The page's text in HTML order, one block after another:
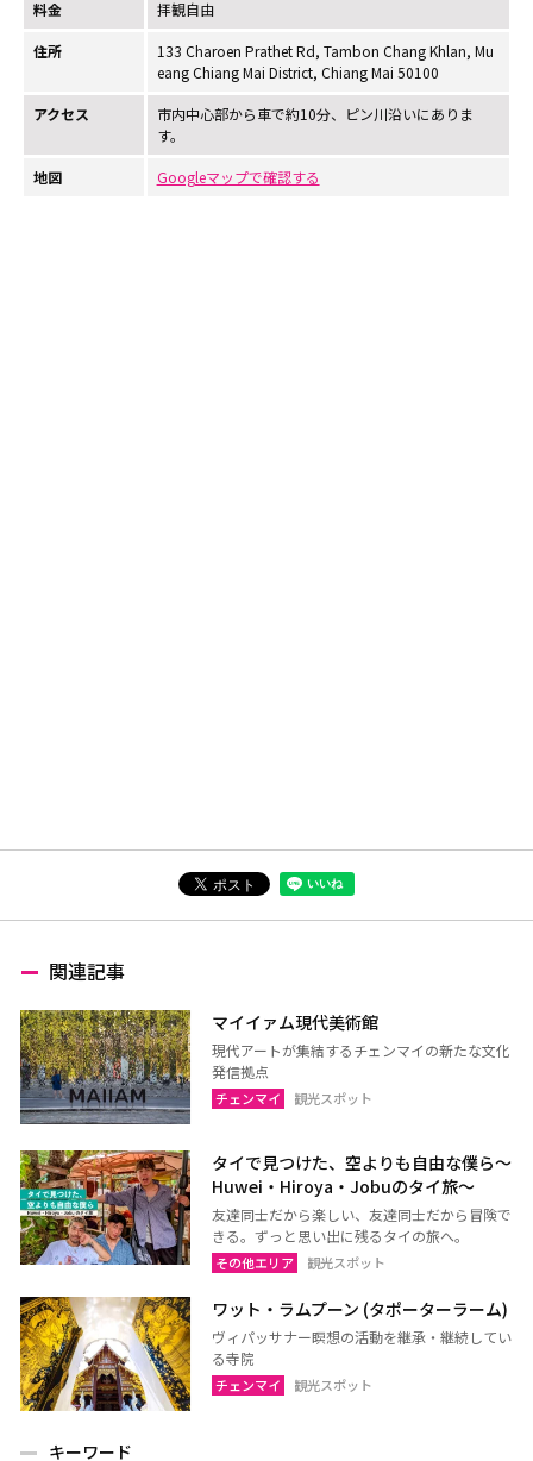
料金 拝観自由
住所
133 Charoen Prathet Rd, Tambon Chang Khlan, Mu
eang Chiang Mai District, Chiang Mai 50100
アクセス
市内中心部から車で約10分、ピン川沿いにありま
す。
地図 Googleマップで確認する
関連記事
マイイァム現代美術館
現代アートが集結するチェンマイの新たな文化
発信拠点
チェンマイ 観光スポット
タイで見つけた、空よりも自由な僕ら～
Huwei・Hiroya・Jobuのタイ旅～
友達同士だから楽しい、友達同士だから冒険で
きる。ずっと思い出に残るタイの旅へ。
その他エリア 観光スポット
ワット・ラムプーン (タポーターラーム)
ヴィパッサナー瞑想の活動を継承・継続してい
る寺院
チェンマイ 観光スポット
キーワード